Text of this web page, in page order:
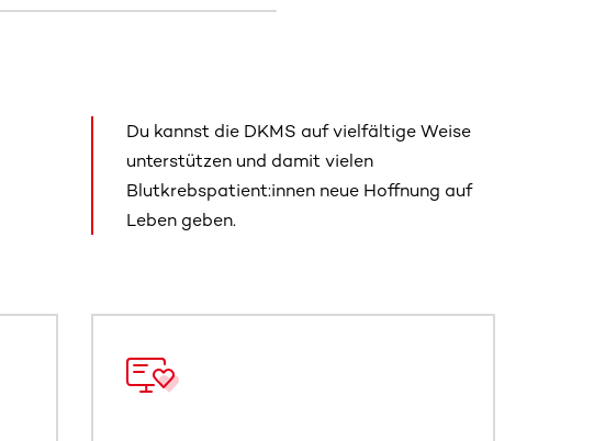
Du kannst die DKMS auf vielfältige Weise
unterstützen und damit vielen
Blutkrebspatient:innen neue Hoffnung auf
Leben geben.